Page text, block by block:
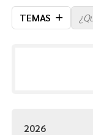
TEMAS
2026